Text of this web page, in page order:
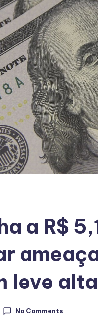
a R$
leve alta
No Comments